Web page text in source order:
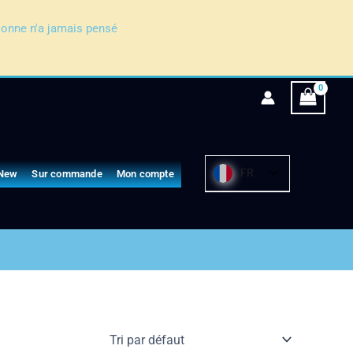
n'a jamais pensé
Sur commande Mon compte FR